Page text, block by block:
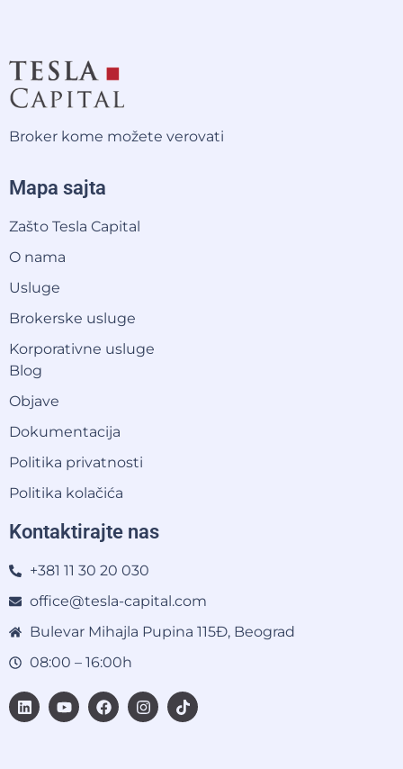
Broker kome možete verovati
Mapa sajta
Zašto Tesla Capital
O nama
Usluge
Brokerske usluge
Korporativne usluge
Blog
Objave
Dokumentacija
Politika privatnosti
Politika kolačića
Kontaktirajte nas
+381 11 30 20 030
office@tesla-capital.com
Bulevar Mihajla Pupina 115Đ, Beograd
08:00 – 16:00h